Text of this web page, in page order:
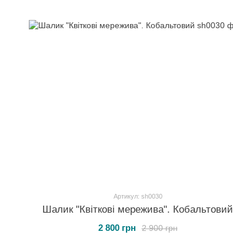
Артикул: sh0030
Шалик "Квіткові мережива". Кобальтовий
2 900 грн
2 800 грн